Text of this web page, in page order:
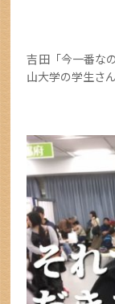
吉田「今一番な
山大学の学生さ